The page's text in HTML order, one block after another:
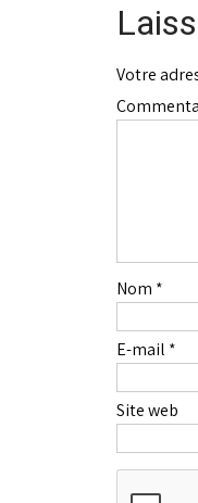
Votre
Nom *
E-mail *
Site web